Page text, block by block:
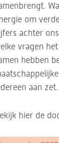
om
achter
vragen
hebben
aan zet.
hier de